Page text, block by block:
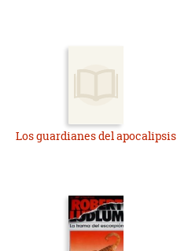
Los guardianes del apocalipsis